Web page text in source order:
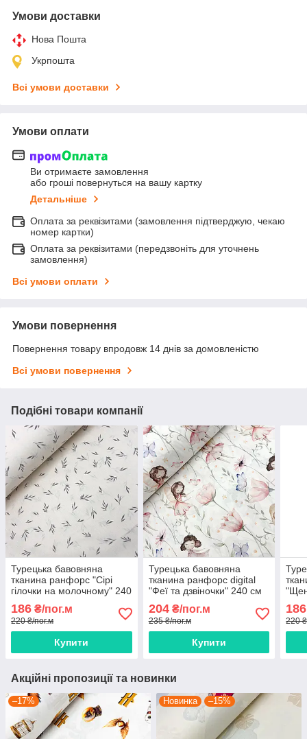
Умови доставки
Нова Пошта
Укрпошта
Всі умови доставки
Умови оплати
Ви отримаєте замовлення
або гроші повернуться на вашу картку
Детальніше
Оплата за реквізитами (замовлення підтверджую, чекаю
номер картки)
Оплата за реквізитами (передзвоніть для уточнень
замовлення)
Всі умови оплати
Умови повернення
Повернення товару впродовж 14 днів за домовленістю
Всі умови повернення
Подібні товари компанії
Турецька бавовняна
тканина ранфорс "Сірі
гілочки на молочному" 240
см
186 ₴/пог.м
220 ₴/пог.м
Купити
Турецька бавовняна
тканина ранфорс digital
"Феї та дзвіночки" 240 см
204₴/пог.м
235 ₴/пог.м
Купити
см
186
220
Акційні пропозиції та новинки
–17% Новинка –15%